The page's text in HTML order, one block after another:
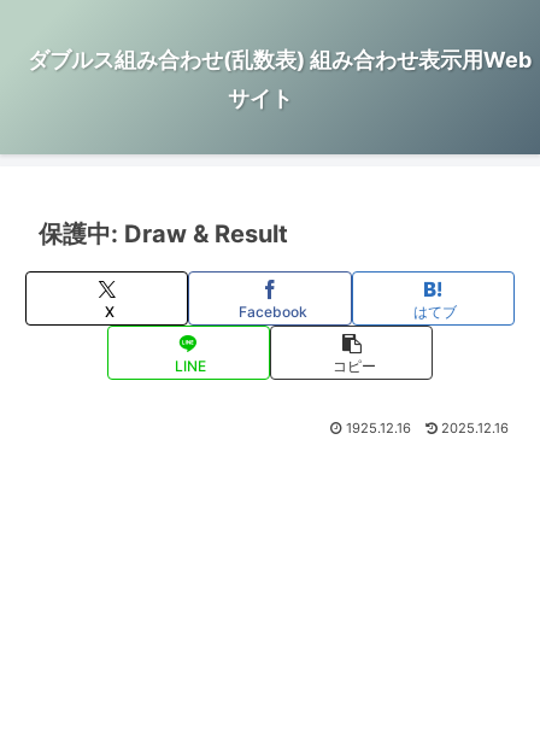
ダブルス組み合わせ(乱数表) 組み合わせ表示用Web
サイト
保護中: Draw & Result
X Facebook はてブ
LINE コピー
1925.12.16 2025.12.16